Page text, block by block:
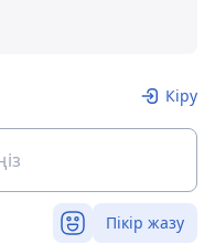
Кіру
Пікір жазу